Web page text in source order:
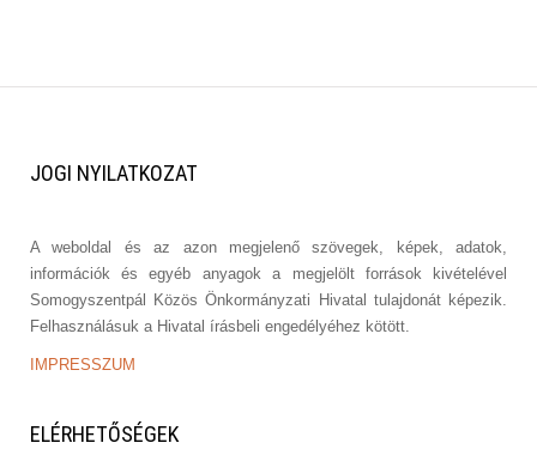
JOGI NYILATKOZAT
A weboldal és az azon megjelenő szövegek, képek, adatok,
információk és egyéb anyagok a megjelölt források kivételével
Somogyszentpál Közös Önkormányzati Hivatal tulajdonát képezik.
Felhasználásuk a Hivatal írásbeli engedélyéhez kötött.
IMPRESSZUM
ELÉRHETŐSÉGEK